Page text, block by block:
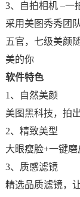
3、自拍相机 –一
采用美图秀秀团
五官，七级美颜
美的你
软件特色
1、自然美颜
美图黑科技，拍
2、精致美型
大眼瘦脸+一键
3、质感滤镜
精选品质滤镜，